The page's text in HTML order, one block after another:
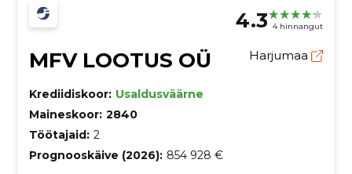
4.3 4 hinnangut
MFV LOOTUS OÜ Harjumaa
Krediidiskoor: Usaldusväärne
Maineskoor: 2840
Töötajaid: 2
Prognooskäive (2026): 854 928 €